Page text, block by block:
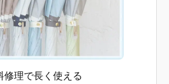
修理で長く使える